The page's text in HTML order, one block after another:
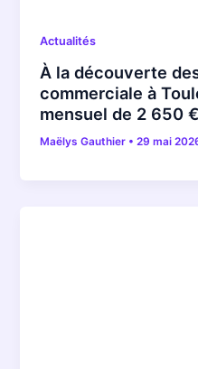
Actualités
À la découverte
commerciale à
mensuel de 2 650 €
Maëlys Gauthier •29 mai